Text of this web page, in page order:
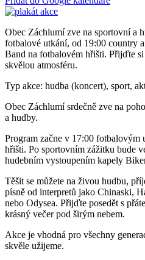
Obec Záchlumí zve na sportovní a
fotbalové utkání, od 19:00 country
Band na fotbalovém hřišti. Přijďte
skvělou atmosféru.
Typ akce: hudba (koncert), sport,
Obec Záchlumí srdečně zve na
a hudby.
Program začne v 17:00 fotbalovým
hřišti. Po sportovním zážitku bude
hudebním vystoupením kapely
Těšit se můžete na živou hudbu,
písně od interpretů jako Chinaski,
nebo Odysea. Přijďte posedět s
krásný večer pod širým nebem.
Akce je vhodná pro všechny
skvěle užijeme.